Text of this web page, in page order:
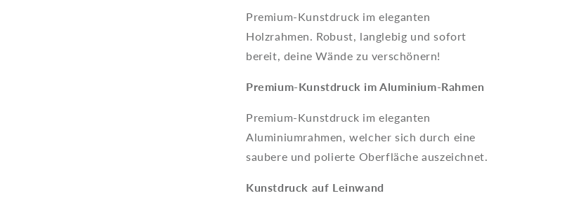
Premium-Kunstdruck im eleganten
Holzrahmen. Robust, langlebig und sofort
bereit, deine Wände zu verschönern!
Premium-Kunstdruck im Aluminium-Rahmen
Premium-Kunstdruck im eleganten
Aluminiumrahmen, welcher sich durch eine
saubere und polierte Oberfläche auszeichnet.
Kunstdruck auf Leinwand